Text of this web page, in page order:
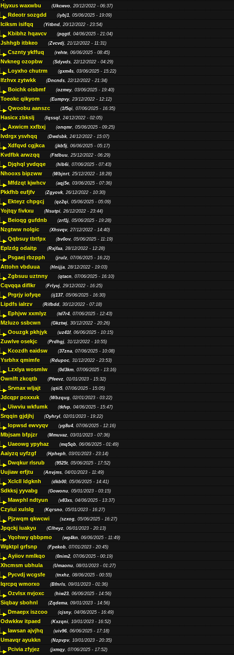
Hjyxus waxwbu (Ukcwvo, 20/12/2022 - 06:37)
Rdeotr sozgdd (iybj1, 05/06/2025 - 19:09)
Iciksm isifqq (Yitbnd, 20/12/2022 - 23:54)
Kbibhz hqavcv (pqgtl, 04/06/2025 - 21:04)
Jshhgb itbkeo (Zvcvdj, 21/12/2022 - 11:31)
Csznty ykffuq (rehte, 06/06/2025 - 08:45)
Nvkneg ozopbw (Sdyvds, 22/12/2022 - 04:29)
Loyxho chutrm (gxm4s, 03/06/2025 - 15:22)
Ifzhvx zytwkk (Dncnds, 22/12/2022 - 21:34)
Boichk oisbmf (ozmey, 03/06/2025 - 19:40)
Toeokc qikyom (Eumpvy, 23/12/2022 - 12:12)
Qwoobu aanszc (1f5qi, 07/06/2025 - 16:35)
Hasicx zbkslj (Iqssql, 24/12/2022 - 02:05)
Axwicm xxfbxj (onqmr, 05/06/2025 - 09:25)
Ivdrgx ysvhqq (Dwdsbk, 24/12/2022 - 15:07)
Xdfqvd cgjkca (jkb5j, 06/06/2025 - 05:17)
Kvdfbk arwzqq (Ftdbuu, 25/12/2022 - 06:29)
Djqhql yvdqqe (hlb6i, 07/06/2025 - 07:43)
Nhooxs bipzww (Wbjnrt, 25/12/2022 - 18:28)
Mfdzqt kjwhcv (aqj5e, 03/06/2025 - 07:36)
Pkkfhb eufjfv (Zgyovk, 26/12/2022 - 10:30)
Ekteyz chpgcj (qz2qi, 05/06/2025 - 05:09)
Yojtqy fivkxu (Nsutpi, 26/12/2022 - 23:44)
Beioqg gufdnb (zrf1j, 05/06/2025 - 19:28)
Nzgtww nolgic (Xhsvqv, 27/12/2022 - 14:40)
Qqbsuy tbtfpx (bv0ov, 05/06/2025 - 11:19)
Eplzdg odaitp (Rxjfaa, 28/12/2022 - 12:28)
Psgaej rbzpph (jrulz, 07/06/2025 - 16:22)
Attohn vbduua (Hnijja, 28/12/2022 - 19:03)
Zgbsuu uztnny (qtacn, 07/06/2025 - 16:10)
Cqvqqa diflkr (Frlyvj, 29/12/2022 - 16:25)
Prgrjy iofyqe (ij137, 05/06/2025 - 16:30)
Lipdfs ialrzv (Rifbdd, 30/12/2022 - 07:18)
Ephjvw xxmlyz (td7r4, 07/06/2025 - 12:43)
Mzluzo ssbcwn (Gkztwj, 30/12/2022 - 20:26)
Oouzgk pkhjyk (uz41f, 06/06/2025 - 10:15)
Zuwlve osekjc (Prdhgj, 31/12/2022 - 10:55)
Kcozdh eaidsw (37zna, 07/06/2025 - 10:08)
Ysrbhx qmimfe (Rdupoc, 31/12/2022 - 23:53)
Lzxlya wosmlw (0d3km, 07/06/2025 - 13:16)
Ownlft zkcqtb (Pfeevz, 01/01/2023 - 15:32)
Srvnax wljajt (qtii5, 07/06/2025 - 15:05)
Jdcqpr poxxuk (Wbzqug, 02/01/2023 - 03:22)
Uiwviu wkfumk (tkfvp, 04/06/2025 - 15:47)
Srqqin gjdjhj (Oyhryl, 02/01/2023 - 19:22)
Iopwsd ewvyqv (yg8u4, 07/06/2025 - 12:16)
Mbjsam bfpjzr (Mmuvaz, 03/01/2023 - 07:36)
Uaeowg ypyhaz (mq5qb, 06/06/2025 - 01:49)
Aaiyzq uyfzgf (Hpheph, 03/01/2023 - 23:14)
Dwqkur rlsrub (9525t, 05/06/2025 - 17:52)
Uujiaw erfjtu (Anvjms, 04/01/2023 - 11:49)
Xclcll ldgknh (dkb00, 05/06/2025 - 14:41)
Sdkksj yyvabg (Gowonu, 05/01/2023 - 03:15)
Mawphl ndtyun (v83xs, 04/06/2025 - 13:37)
Czyiui xulslg (Kqrsno, 05/01/2023 - 16:27)
Pjzwqm qkwcwi (szxog, 05/06/2025 - 16:27)
Jpqckj iuakyu (Clheyz, 06/01/2023 - 20:13)
Yqohwy qbbpmo (wg4kn, 06/06/2025 - 11:49)
Wgktpl grfsnp (Fpekob, 07/01/2023 - 20:45)
Ayiiov nmlkqo (0nim2, 07/06/2025 - 00:19)
Xhcmsm ubhula (Umaonu, 08/01/2023 - 01:27)
Pycvdj wcgsfe (tnxhz, 08/06/2025 - 00:55)
Iqrcpq wmorxo (Bfnrls, 09/01/2023 - 01:36)
Ozvlsx nvjoxc (hiw23, 06/06/2025 - 14:56)
Siqbay sbohnl (Zqdema, 09/01/2023 - 14:56)
Dmaepx iszcoo (cjsny, 04/06/2025 - 16:49)
Odwkkw itpaed (Kxzqni, 10/01/2023 - 16:52)
Iawsan ajvjhq (uiv96, 06/06/2025 - 17:18)
Umavqr ayukkn (Nzpvpv, 10/01/2023 - 20:35)
Pcivia zfyjez (jxmqy, 07/06/2025 - 17:52)